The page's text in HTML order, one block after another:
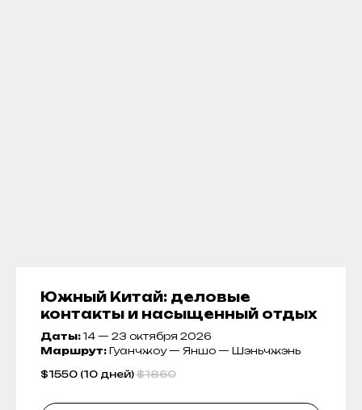
Южный Китай: деловые
контакты и насыщенный отдых
Даты: 14 — 23 октября 2026
Маршрут: Гуанчжоу — Яншо — Шэньчжэнь
$1550 (10 дней) $1860